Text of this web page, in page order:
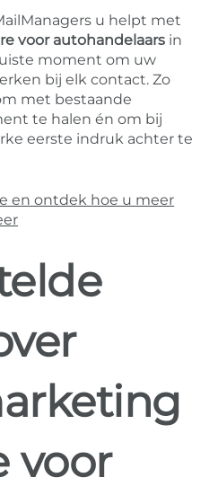
u helpt met
voor autohandelaars in
moment om uw
bij elk contact. Zo
met bestaande
te halen én om bij
eerste indruk achter te
en ontdek hoe u meer
voor